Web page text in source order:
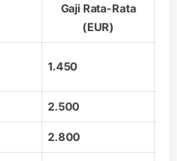
Gaji Rata-Rata
(EUR)
1.450
2.500
2.800